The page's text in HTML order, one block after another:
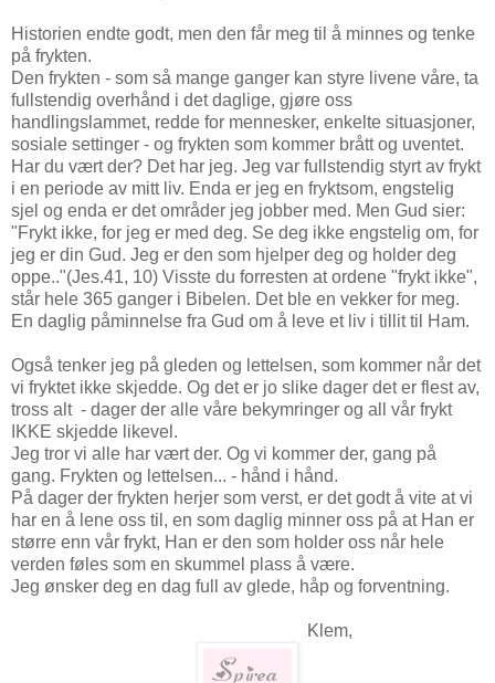
Historien endte godt, men den får meg til å minnes og tenke
på frykten.
Den frykten - som så mange ganger kan styre livene våre, ta
fullstendig overhånd i det daglige, gjøre oss
handlingslammet, redde for mennesker, enkelte situasjoner,
sosiale settinger - og frykten som kommer brått og uventet.
Har du vært der? Det har jeg. Jeg var fullstendig styrt av frykt
i en periode av mitt liv. Enda er jeg en fryktsom, engstelig
sjel og enda er det områder jeg jobber med. Men Gud sier:
"Frykt ikke, for jeg er med deg. Se deg ikke engstelig om, for
jeg er din Gud. Jeg er den som hjelper deg og holder deg
oppe.."(Jes.41, 10) Visste du forresten at ordene "frykt ikke",
står hele 365 ganger i Bibelen. Det ble en vekker for meg.
En daglig påminnelse fra Gud om å leve et liv i tillit til Ham.
Også tenker jeg på gleden og lettelsen, som kommer når det
vi fryktet ikke skjedde. Og det er jo slike dager det er flest av,
tross alt - dager der alle våre bekymringer og all vår frykt
IKKE skjedde likevel.
Jeg tror vi alle har vært der. Og vi kommer der, gang på
gang. Frykten og lettelsen... - hånd i hånd.
På dager der frykten herjer som verst, er det godt å vite at vi
har en å lene oss til, en som daglig minner oss på at Han er
større enn vår frykt, Han er den som holder oss når hele
verden føles som en skummel plass å være.
Jeg ønsker deg en dag full av glede, håp og forventning.
Klem,